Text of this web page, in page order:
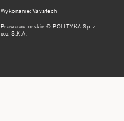
Wykonanie: Vavatech
Prawa autorskie © POLITYKA Sp. z
o.o. S.K.A.